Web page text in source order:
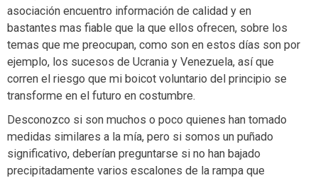
asociación encuentro información de calidad y en
bastantes mas fiable que la que ellos ofrecen, sobre los
temas que me preocupan, como son en estos días son por
ejemplo, los sucesos de Ucrania y Venezuela, así que
corren el riesgo que mi boicot voluntario del principio se
transforme en el futuro en costumbre.
Desconozco si son muchos o poco quienes han tomado
medidas similares a la mía, pero si somos un puñado
significativo, deberían preguntarse si no han bajado
precipitadamente varios escalones de la rampa que